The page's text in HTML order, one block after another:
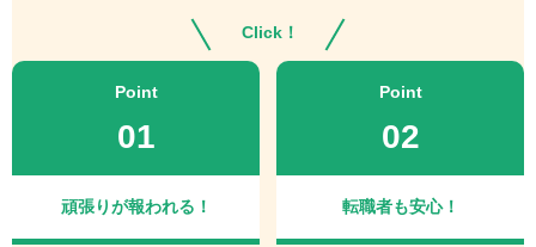
Click！
Point
01
頑張りが報われる！
Point
02
転職者も安心！